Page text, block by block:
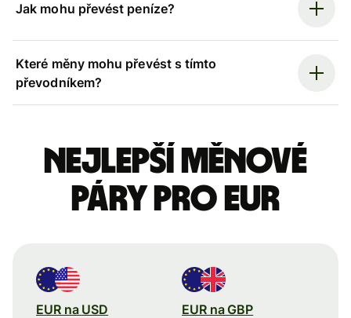
Jak mohu převést peníze?
Které měny mohu převést s tímto
převodníkem?
Nejlepší měnové
páry pro eur
EUR na USD EUR na GBP